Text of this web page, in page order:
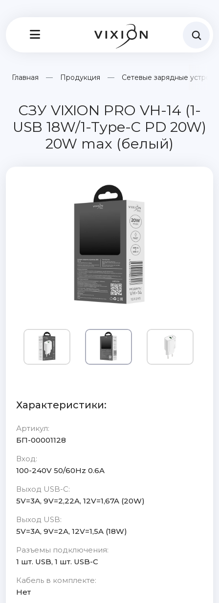
Главная Продукция Сетевые зарядные
СЗУ VIXION PRO VH-14 (1-
USB 18W/1-Type-C PD 20W)
20W max (белый)
Характеристики:
Артикул:
БП-00001128
Вход:
100-240V 50/60Hz 0.6A
Выход USB-C:
5V=3A, 9V=2,22A, 12V=1,67A (20W)
Выход USB:
5V=3A, 9V=2A, 12V=1,5A (18W)
Разъемы подключения:
1 шт. USB, 1 шт. USB-C
Кабель в комплекте:
Нет